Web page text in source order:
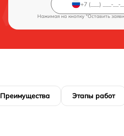
Нажимая на кнопку "Оставить
Преимущества Этапы работ